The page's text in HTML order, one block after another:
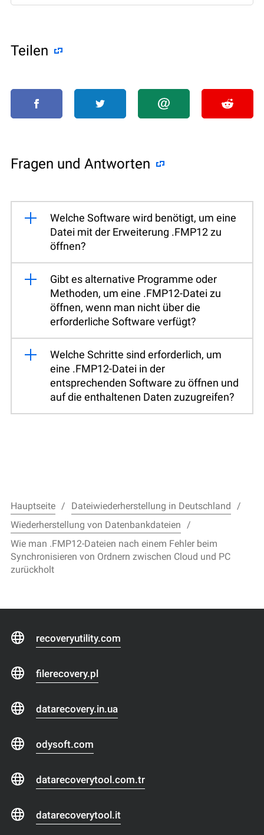
Teilen
Fragen und Antworten
Welche Software wird benötigt, um eine
Datei mit der Erweiterung .FMP12 zu
öffnen?
Gibt es alternative Programme oder
Methoden, um eine .FMP12-Datei zu
öffnen, wenn man nicht über die
erforderliche Software verfügt?
Welche Schritte sind erforderlich, um
eine .FMP12-Datei in der
entsprechenden Software zu öffnen und
auf die enthaltenen Daten zuzugreifen?
Hauptseite
Dateiwiederherstellung in Deutschland
Wiederherstellung von Datenbankdateien
Wie man .FMP12-Dateien nach einem Fehler beim
Synchronisieren von Ordnern zwischen Cloud und PC
zurückholt
recoveryutility.com
filerecovery.pl
datarecovery.in.ua
odysoft.com
datarecoverytool.com.tr
datarecoverytool.it